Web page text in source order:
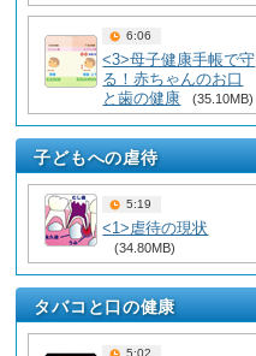
6:06
<3>母子健康手帳で守
る！赤ちゃんのお口
と歯の健康
(35.10MB)
子どもへの虐待
5:19
<1>虐待の現状
(34.80MB)
タバコと口の健康
5:02